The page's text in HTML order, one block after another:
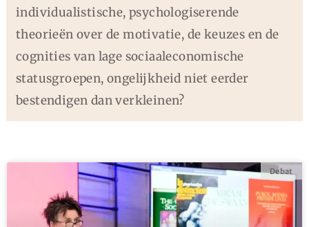
individualistische, psychologiserende
theorieën over de motivatie, de keuzes en de
cognities van lage sociaaleconomische
statusgroepen, ongelijkheid niet eerder
bestendigen dan verkleinen?
Debat